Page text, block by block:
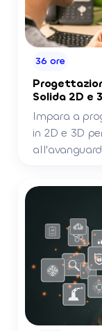
36 ore
Solida 2D e
Impara a
in 2D e 3D